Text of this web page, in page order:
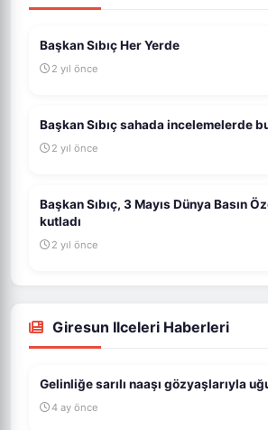
Başkan Sıbıç Her Yerde
2 yıl önce
Başkan Sıbıç sahada incelemelerde
2 yıl önce
Başkan Sıbıç, 3 Mayıs Dünya Basın
kutladı
2 yıl önce
Giresun Ilceleri Haberleri
Gelinliğe sarılı naaşı gözyaşlarıyla
4 ay önce